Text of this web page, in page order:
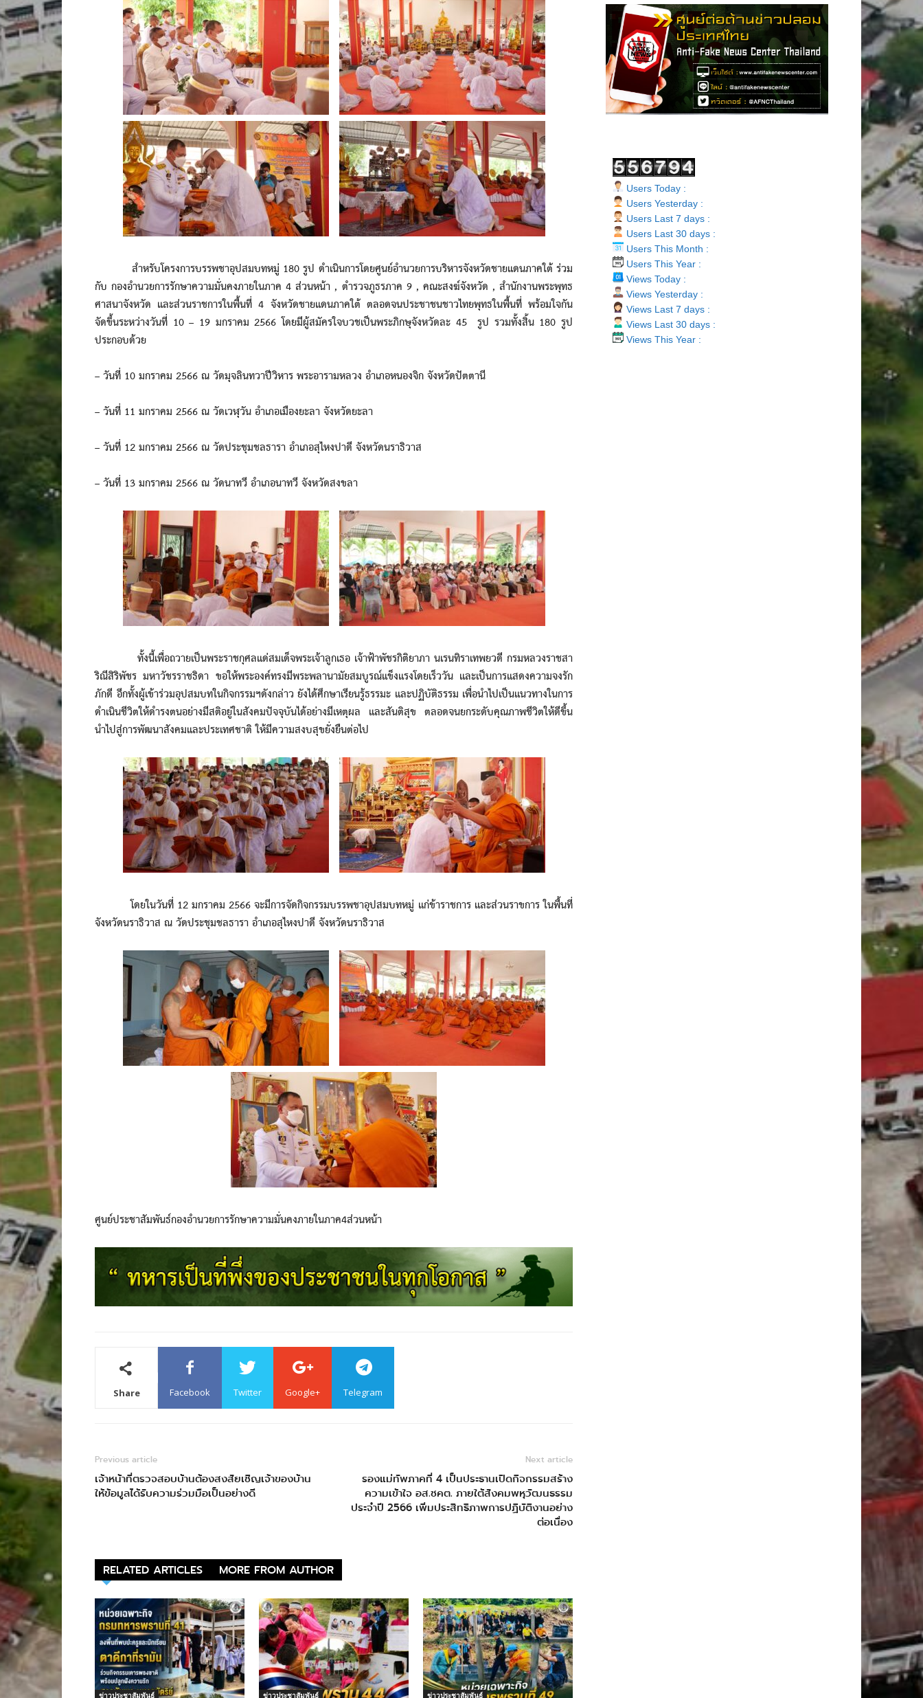
สำหรับโครงการบรรพชาอุปสมบทหมู่ 180 รูป ดำเนินการโดยศูนย์อำนวยการบริหารจังหวัดชายแดนภาคใต้ ร่วม
กับ กองอำนวยการรักษาความมั่นคงภายในภาค 4 ส่วนหน้า , ตำรวจภูธรภาค 9 , คณะสงฆ์จังหวัด , สำนักงานพระพุทธ
ศาสนาจังหวัด และส่วนราชการในพื้นที่ 4 จังหวัดชายแดนภาคใต้ ตลอดจนประชาชนชาวไทยพุทธในพื้นที่ พร้อมใจกัน
จัดขึ้นระหว่างวันที่ 10 – 19 มกราคม 2566 โดยมีผู้สมัครใจบวชเป็นพระภิกษุจังหวัดละ 45 รูป รวมทั้งสิ้น 180 รูป
ประกอบด้วย
– วันที่ 10 มกราคม 2566 ณ วัดมุจลินทวาปีวิหาร พระอารามหลวง อำเภอหนองจิก จังหวัดปัตตานี
– วันที่ 11 มกราคม 2566 ณ วัดเวฬุวัน อำเภอเมืองยะลา จังหวัดยะลา
– วันที่ 12 มกราคม 2566 ณ วัดประชุมชลธารา อำเภอสุไหงปาดี จังหวัดนราธิวาส
– วันที่ 13 มกราคม 2566 ณ วัดนาทวี อำเภอนาทวี จังหวัดสงขลา
ทั้งนี้เพื่อถวายเป็นพระราชกุศลแด่สมเด็จพระเจ้าลูกเธอ เจ้าฟ้าพัชรกิติยาภา นเรนทิราเทพยวดี กรมหลวงราชสา
ริณีสิริพัชร มหาวัชรราชธิดา ขอให้พระองค์ทรงมีพระพลานามัยสมบูรณ์แข็งแรงโดยเร็ววัน และเป็นการแสดงความจงรัก
ภักดี อีกทั้งผู้เข้าร่วมอุปสมบทในกิจกรรมฯดังกล่าว ยังได้ศึกษาเรียนรู้ธรรมะ และปฏิบัติธรรม เพื่อนำไปเป็นแนวทางในการ
ดำเนินชีวิตให้ดำรงตนอย่างมีสติอยู่ในสังคมปัจจุบันได้อย่างมีเหตุผล และสันติสุข ตลอดจนยกระดับคุณภาพชีวิตให้ดีขึ้น
นำไปสู่การพัฒนาสังคมและประเทศชาติ ให้มีความสงบสุขยั่งยืนต่อไป
โดยในวันที่ 12 มกราคม 2566 จะมีการจัดกิจกรรมบรรพชาอุปสมบทหมู่ แก่ข้าราชการ และส่วนราขการ ในพื้นที่
จังหวัดนราธิวาส ณ วัดประชุมชลธารา อำเภอสุไหงปาดี จังหวัดนราธิวาส
ศูนย์ประชาสัมพันธ์กองอำนวยการรักษาความมั่นคงภายในภาค4ส่วนหน้า
Share Facebook Twitter Google+ Telegram
Previous article
เจ้าหน้าที่ตรวจสอบบ้านต้องสงสัยเชิญเจ้าของบ้าน
ให้ข้อมูลได้รับความร่วมมือเป็นอย่างดี
Next article
รองแม่ทัพภาคที่ 4 เป็นประธานเปิดกิจกรรมสร้าง
ความเข้าใจ อส.ชคต. ภายใต้สังคมพหุวัฒนธรรม
ประจำปี 2566 เพิ่มประสิทธิภาพการปฏิบัติงานอย่าง
ต่อเนื่อง
RELATED ARTICLES MORE FROM AUTHOR
ข่าวประชาสัมพันธ์ ข่าวประชาสัมพันธ์ ข่าวประชาสัมพันธ์
Users Today :
Users Yesterday :
Users Last 7 days :
Users Last 30 days :
Users This Month :
Users This Year :
Views Today :
Views Yesterday :
Views Last 7 days :
Views Last 30 days :
Views This Year :